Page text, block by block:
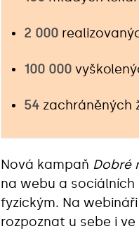
2 000
100 000
54 zachráněných
Nová kampaň Dobré
na webu a sociálních
fyzickým. Na
rozpoznat u sebe i